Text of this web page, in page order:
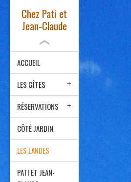
Chez Pati et
Jean-Claude
ACCUEIL
LES GÎTES
RÉSERVATIONS
CÔTÉ JARDIN
LES LANDES
PATI ET JEAN-